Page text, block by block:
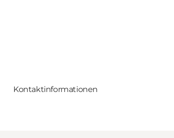
Kontaktinformationen